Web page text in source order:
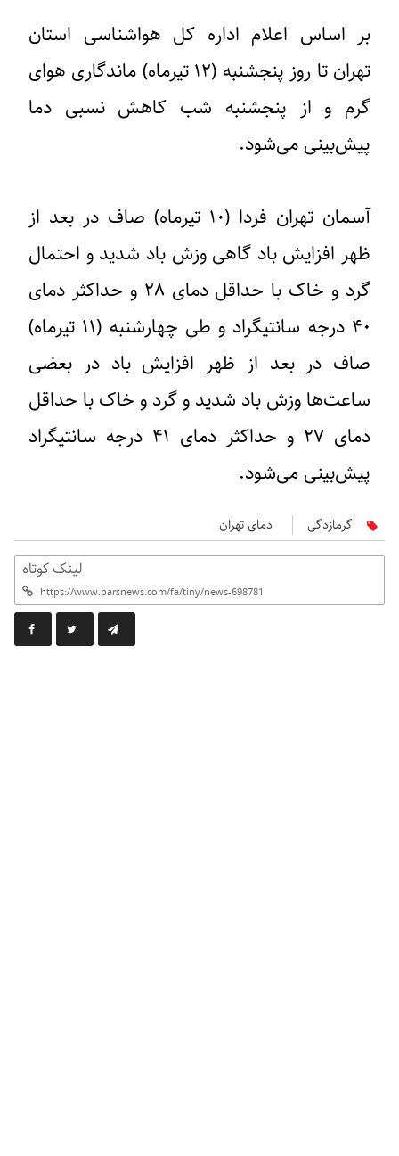
بر اساس اعلام اداره کل هواشناسی استان
تهران تا روز پنجشنبه (۱۲ تیرماه) ماندگاری هوای
گرم و از پنجشنبه شب کاهش نسبی دما
پیش‌بینی می‌شود.
آسمان تهران فردا (۱۰ تیرماه) صاف در بعد از
ظهر افزایش باد گاهی وزش باد شدید و احتمال
گرد و خاک با حداقل دمای ۲۸ و حداکثر دمای
۴۰ درجه سانتیگراد و طی چهارشنبه (۱۱ تیرماه)
صاف در بعد از ظهر افزایش باد در بعضی
ساعت‌ها وزش باد شدید و گرد و خاک با حداقل
دمای ۲۷ و حداکثر دمای ۴۱ درجه سانتیگراد
پیش‌بینی می‌شود.
گرمازدگی دمای تهران
لینک کوتاه